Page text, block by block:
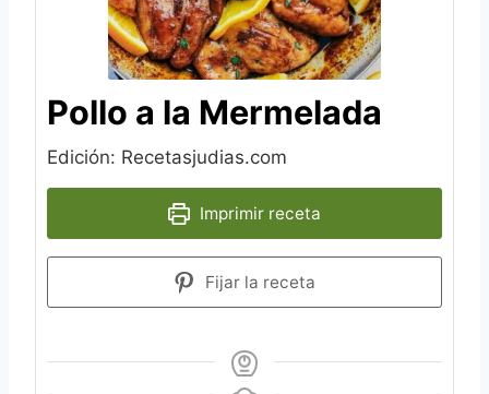
Pollo a la Mermelada
Edición: Recetasjudias.com
Imprimir receta
Fijar la receta